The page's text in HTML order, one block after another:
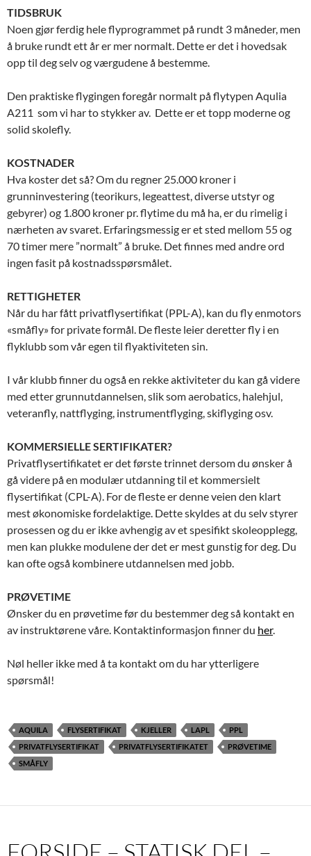
TIDSBRUK
Noen gjør ferdig hele flyprogrammet på rundt 3 måneder, men
å bruke rundt ett år er mer normalt. Dette er det i hovedsak
opp til deg selv og værgudene å bestemme.
Den praktiske flygingen foregår normalt på flytypen Aqulia
A211 som vi har to stykker av. Dette er et topp moderne og
solid skolefly.
KOSTNADER
Hva koster det så? Om du regner 25.000 kroner i
grunninvestering (teorikurs, lege­attest, diverse utstyr og
gebyrer) og 1.800 kroner pr. flytime du må ha, er du rimelig i
nærheten av svaret. Erfaringsmessig er et sted mellom 55 og
70 timer mere ”normalt” å bruke. Det finnes med andre ord
ingen fasit på kostnadsspørsmålet.
RETTIGHETER
Når du har fått privatflysertifikat (PPL-A), kan du fly enmotors
«småfly» for private formål. De fleste leier deretter fly i en
flyklubb som vår egen til flyaktiviteten sin.
I vår klubb finner du også en rekke aktiviteter du kan gå videre
med etter grunnutdannelsen, slik som aerobatics, halehjul,
veteranfly, nattflyging, instrumentflyging, skiflyging osv.
KOMMERSIELLE SERTIFIKATER?
Privatflysertifikatet er det første trinnet dersom du ønsker å
gå videre på en modulær utdanning til et kommersielt
flysertifikat (CPL-A). For de fleste er denne veien den klart
mest økonomiske fordelaktige. Dette skyldes at du selv styrer
prosessen og du er ikke avhengig av et spesifikt skoleopplegg,
men kan plukke modulene der det er mest gunstig for deg. Du
kan ofte også kombinere utdannelsen med jobb.
PRØVETIME
Ønsker du en prøvetime før du bestemmer deg så kontakt en
av instruktørene våre. Kontaktinformasjon finner du her.
Nøl heller ikke med å ta kontakt om du har ytterligere
spørsmål!
AQUILA FLYSERTIFIKAT KJELLER LAPL
PPL
PRIVATFLYSERTIFIKAT
PRIVATFLYSERTIFIKATET
PRØVETIME
SMÅFLY